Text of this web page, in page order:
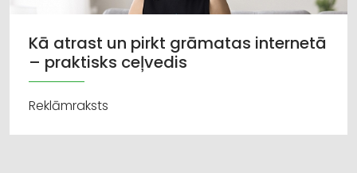
Kā atrast un pirkt grāmatas internetā
– praktisks ceļvedis
Reklāmraksts